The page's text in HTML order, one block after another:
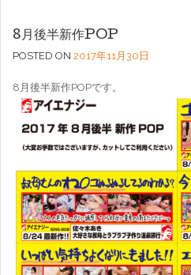
8月後半新作POP
POSTED ON 2017年11月30日
8月後半新作POPです。